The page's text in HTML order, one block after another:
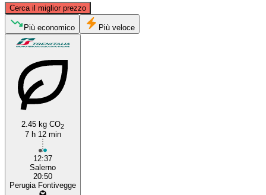
Cerca il miglior prezzo
Perugia
Più economico Più veloce
2.45 kg CO2
7 h 12 min
12:37
Salerno
20:50
Perugia Fontivegge